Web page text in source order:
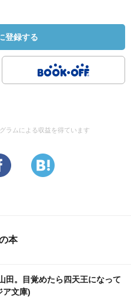
登録する
ラムによる収益を得ています
本
田。目覚めたら四天王になって
ア文庫)